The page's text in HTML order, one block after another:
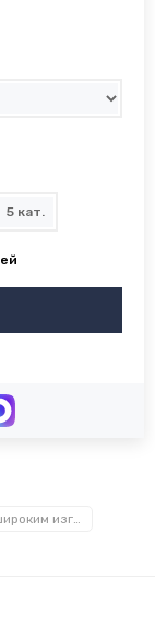
5 кат.